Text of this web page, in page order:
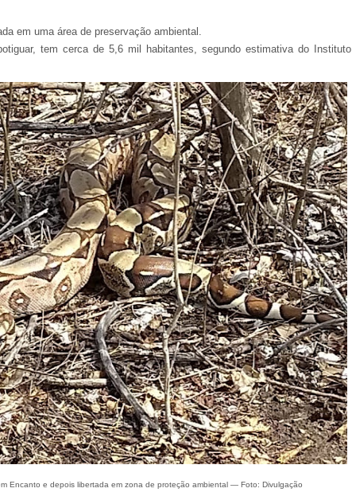
em uma área de preservação ambiental.
tem cerca de 5,6 mil habitantes, segundo estimativa do
Encanto e depois libertada em zona de proteção ambiental — Foto: Divulgação